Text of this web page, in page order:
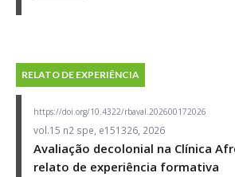
RELATO DE EXPERIÊNCIA
https://doi.org/10.4322/rbaval.202600172026
vol.15 n2 spe, e151326, 2026
Avaliação decolonial na Clínica
relato de experiência formativa